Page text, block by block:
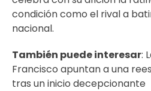
condición como el rival a
nacional.
También puede interesar:
Francisco apuntan a una
tras un inicio decepcionante